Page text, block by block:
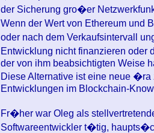
der Sicherung gro�er
Wenn der Wert von Ethereum
oder nach dem Verkaufsintervall
Entwicklung nicht finanzieren
der von ihm beabsichtigten Weise
Diese Alternative ist eine neue
Entwicklungen im Blockchain-
Fr�her war Oleg als
Softwareentwickler t�tig,